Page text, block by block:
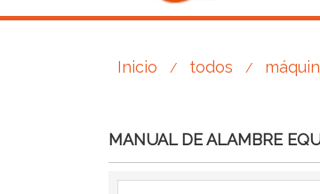
Inicio / todos /
MANUAL DE ALAMBRE